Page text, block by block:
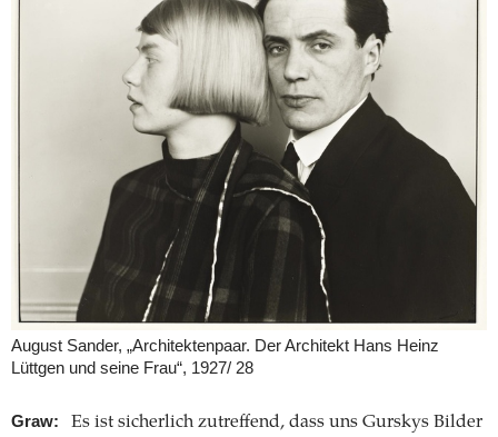
August Sander, „Architektenpaar. Der Architekt Hans Heinz
Lüttgen und seine Frau“, 1927/ 28
Graw:
Es ist sicherlich zutreffend, dass uns Gurskys Bilder